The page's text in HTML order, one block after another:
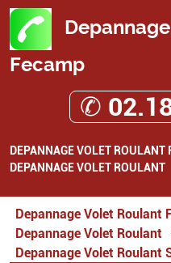
Fecamp
✆
DEPANNAGE VOLET ROULANT
DEPANNAGE VOLET ROULANT
Depannage Volet Roulant
Depannage Volet Roulant
Depannage Volet Roulant